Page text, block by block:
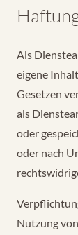
Als
eigene
Gesetzen
als
oder
oder nach
Nutzung